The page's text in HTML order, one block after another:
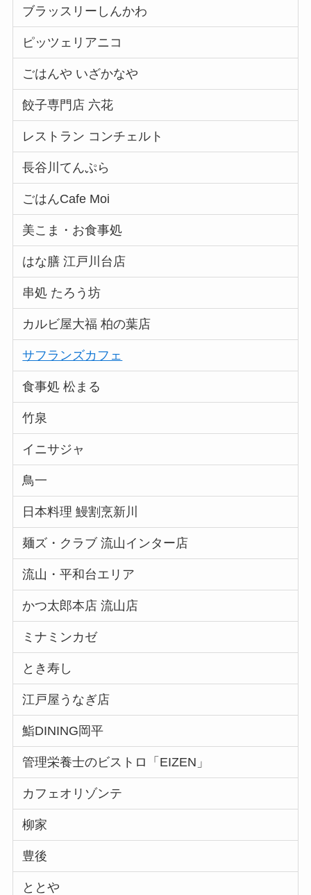
ブラッスリーしんかわ
ピッツェリアニコ
ごはんや いざかなや
餃子専門店 六花
レストラン コンチェルト
長谷川てんぷら
ごはんCafe Moi
美こま・お食事処
はな膳 江戸川台店
串処 たろう坊
カルビ屋大福 柏の葉店
サフランズカフェ
食事処 松まる
竹泉
イニサジャ
鳥一
日本料理 鰻割烹新川
麺ズ・クラブ 流山インター店
流山・平和台エリア
かつ太郎本店 流山店
ミナミンカゼ
とき寿し
江戸屋うなぎ店
鮨DINING岡平
管理栄養士のビストロ「EIZEN」
カフェオリゾンテ
柳家
豊後
ととや